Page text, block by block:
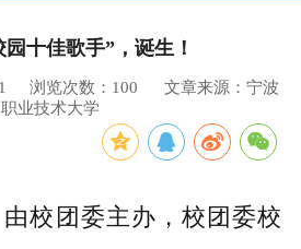
十佳歌手”，诞生！
浏览次数： 100
文章来源：宁波
职业技术大学
校团委主办，校团委校